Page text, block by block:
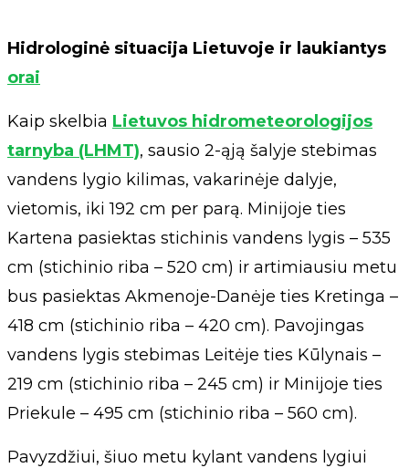
Hidrologinė situacija Lietuvoje ir laukiantys
orai
Kaip skelbia Lietuvos hidrometeorologijos
tarnyba (LHMT), sausio 2-ąją šalyje stebimas
vandens lygio kilimas, vakarinėje dalyje,
vietomis, iki 192 cm per parą. Minijoje ties
Kartena pasiektas stichinis vandens lygis – 535
cm (stichinio riba – 520 cm) ir artimiausiu metu
bus pasiektas Akmenoje-Danėje ties Kretinga –
418 cm (stichinio riba – 420 cm). Pavojingas
vandens lygis stebimas Leitėje ties Kūlynais –
219 cm (stichinio riba – 245 cm) ir Minijoje ties
Priekule – 495 cm (stichinio riba – 560 cm).
Pavyzdžiui, šiuo metu kylant vandens lygiui